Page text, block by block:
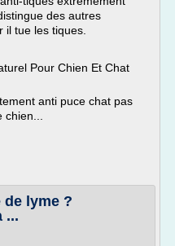
des autres
il tue les tiques.
Pour Chien Et Chat
anti puce chat pas
de lyme ?
...